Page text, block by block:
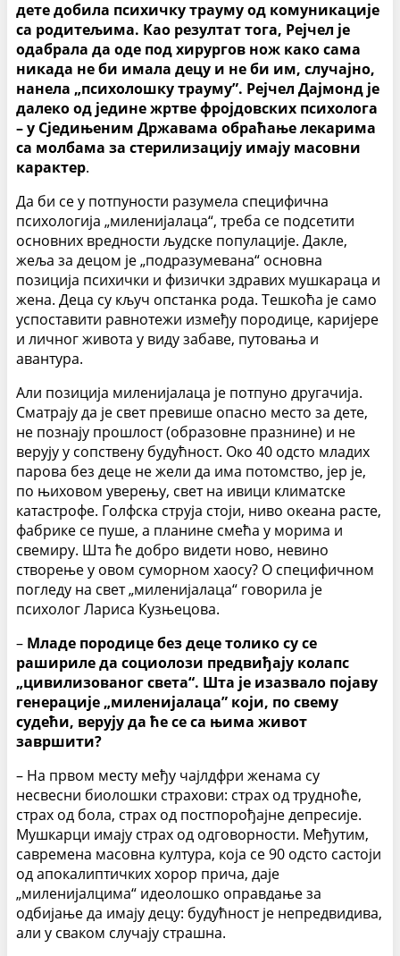
дете добила психичку трауму од комуникације
са родитељима. Као резултат тога, Рејчел је
одабрала да оде под хирургов нож како сама
никада не би имала децу и не би им, случајно,
нанела „психолошку трауму”. Рејчел Дајмонд је
далеко од једине жртве фројдовских психолога
– у Сједињеним Државама обраћање лекарима
са молбама за стерилизацију имају масовни
карактер.
Да би се у потпуности разумела специфична
психологија „миленијалаца“, треба се подсетити
основних вредности људске популације. Дакле,
жеља за децом је „подразумевана“ основна
позиција психички и физички здравих мушкараца и
жена. Деца су кључ опстанка рода. Тешкоћа је само
успоставити равнотежи између породице, каријере
и личног живота у виду забаве, путовања и
авантура.
Али позиција миленијалаца је потпуно другачија.
Сматрају да је свет превише опасно место за дете,
не познају прошлост (образовне празнине) и не
верују у сопствену будућност. Око 40 одсто младих
парова без деце не жели да има потомство, јер је,
по њиховом уверењу, свет на ивици климатске
катастрофе. Голфска струја стоји, ниво океана расте,
фабрике се пуше, а планине смећа у морима и
свемиру. Шта ће добро видети ново, невино
створење у овом суморном хаосу? О специфичном
погледу на свет „миленијалаца“ говорила је
психолог Лариса Кузњецова.
– Младе породице без деце толико су се
рашириле да социолози предвиђају колапс
„цивилизованог света“. Шта је изазвало појаву
генерације „миленијалаца” који, по свему
судећи, верују да ће се са њима живот
завршити?
– На првом месту међу чајлдфри женама су
несвесни биолошки страхови: страх од трудноће,
страх од бола, страх од постпорођајне депресије.
Мушкарци имају страх од одговорности. Међутим,
савремена масовна култура, која се 90 одсто састоји
од апокалиптичких хорор прича, даје
„миленијалцима“ идеолошко оправдање за
одбијање да имају децу: будућност је непредвидива,
али у сваком случају страшна.